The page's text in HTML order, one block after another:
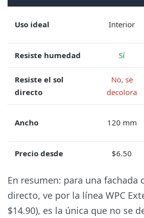
Uso ideal Interior
Resiste humedad Sí
Resiste el sol
directo
No, se
decolora
Ancho 120 mm
Precio desde $6.50
En resumen: para una fachada
directo, ve por la línea WPC
$14.90), es la única que no se